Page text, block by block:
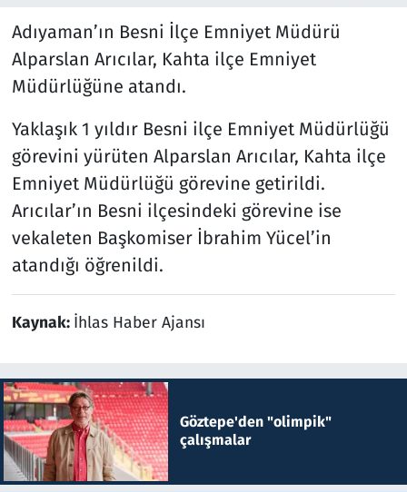
Adıyaman’ın Besni İlçe Emniyet Müdürü
Alparslan Arıcılar, Kahta ilçe Emniyet
Müdürlüğüne atandı.
Yaklaşık 1 yıldır Besni ilçe Emniyet Müdürlüğü
görevini yürüten Alparslan Arıcılar, Kahta ilçe
Emniyet Müdürlüğü görevine getirildi.
Arıcılar’ın Besni ilçesindeki görevine ise
vekaleten Başkomiser İbrahim Yücel’in
atandığı öğrenildi.
Kaynak: İhlas Haber Ajansı
Göztepe'den "olimpik"
çalışmalar
Seçim 2023
Teknoloji ve Bilim
Televizyon